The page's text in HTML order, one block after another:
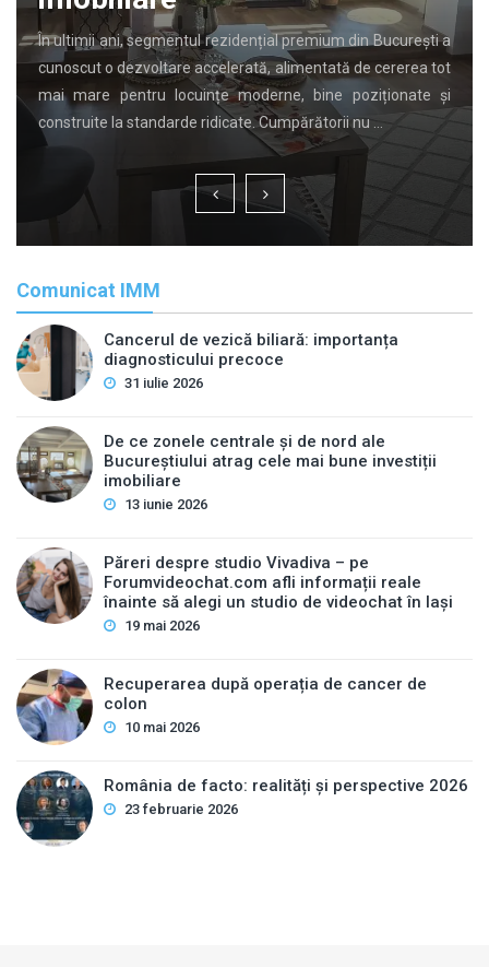
Mulți oameni ignoră durerile abdominale ușoare și stările de
disconfort digestiv. Totuși, simptomele aparent banale pot
ascunde uneori afecțiuni hepatobiliare severe. Descoperirea
timpurie a oricărei anomalii la nivelul organelor interne este
…
Comunicat IMM
Cancerul de vezică biliară: importanța
diagnosticului precoce
31 iulie 2026
De ce zonele centrale și de nord ale
Bucureștiului atrag cele mai bune investiții
imobiliare
13 iunie 2026
Păreri despre studio Vivadiva – pe
Forumvideochat.com afli informații reale
înainte să alegi un studio de videochat în Iași
19 mai 2026
Recuperarea după operația de cancer de
colon
10 mai 2026
România de facto: realități și perspective 2026
23 februarie 2026